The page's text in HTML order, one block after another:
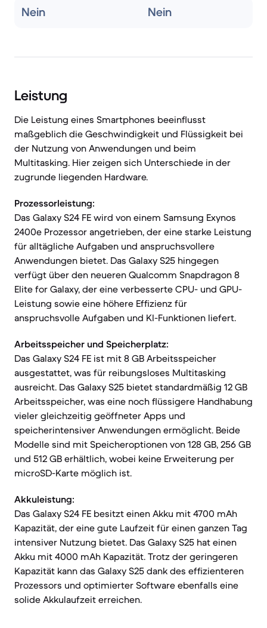
Nein Nein
Leistung
Die Leistung eines Smartphones beeinflusst
maßgeblich die Geschwindigkeit und Flüssigkeit bei
der Nutzung von Anwendungen und beim
Multitasking. Hier zeigen sich Unterschiede in der
zugrunde liegenden Hardware.
Prozessorleistung:
Das Galaxy S24 FE wird von einem Samsung Exynos
2400e Prozessor angetrieben, der eine starke Leistung
für alltägliche Aufgaben und anspruchsvollere
Anwendungen bietet. Das Galaxy S25 hingegen
verfügt über den neueren Qualcomm Snapdragon 8
Elite for Galaxy, der eine verbesserte CPU- und GPU-
Leistung sowie eine höhere Effizienz für
anspruchsvolle Aufgaben und KI-Funktionen liefert.
Arbeitsspeicher und Speicherplatz:
Das Galaxy S24 FE ist mit 8 GB Arbeitsspeicher
ausgestattet, was für reibungsloses Multitasking
ausreicht. Das Galaxy S25 bietet standardmäßig 12 GB
Arbeitsspeicher, was eine noch flüssigere Handhabung
vieler gleichzeitig geöffneter Apps und
speicherintensiver Anwendungen ermöglicht. Beide
Modelle sind mit Speicheroptionen von 128 GB, 256 GB
und 512 GB erhältlich, wobei keine Erweiterung per
microSD-Karte möglich ist.
Akkuleistung:
Das Galaxy S24 FE besitzt einen Akku mit 4700 mAh
Kapazität, der eine gute Laufzeit für einen ganzen Tag
intensiver Nutzung bietet. Das Galaxy S25 hat einen
Akku mit 4000 mAh Kapazität. Trotz der geringeren
Kapazität kann das Galaxy S25 dank des effizienteren
Prozessors und optimierter Software ebenfalls eine
solide Akkulaufzeit erreichen.